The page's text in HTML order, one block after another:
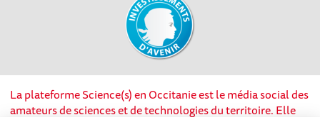
La plateforme Science(s) en Occitanie est le média social des
amateurs de sciences et de technologies du territoire. Elle